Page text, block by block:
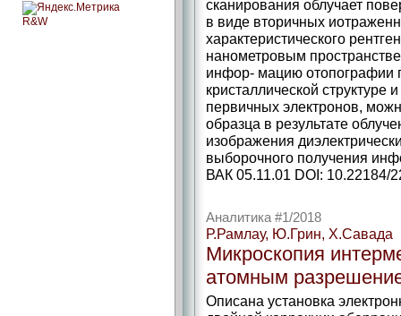
R&W
сканирования облучает
в виде вторичных
характеристического
нанометровым
инфор- мацию отопографии
кристаллической
первичных электронов,
образца в результате
изображения
выборочного получения
ВАК 05.11.01 DOI: 10.22184/
Аналитика #1/2018
Р.Рамлау, Ю.Грин, Х.Савада
Микроскопия
атомным
Описана установка